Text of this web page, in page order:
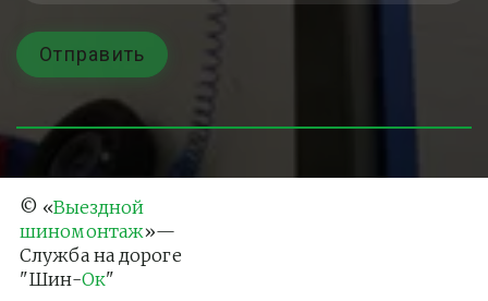
Отправить
© «Выездной
шиномонтаж»—
Служба на дороге
"Шин-Ок"